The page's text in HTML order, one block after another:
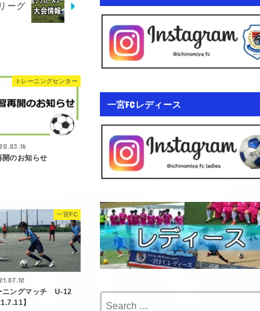
ーグ
トレーニングセンター
開のお知らせ
一宮FC
ニングマッチ U-12
】
一宮FCレディース